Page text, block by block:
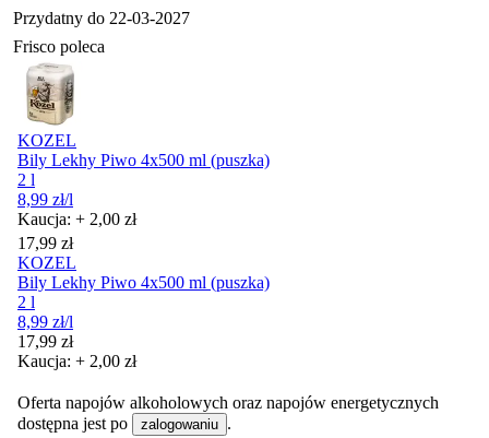
Przydatny do 22-03-2027
Frisco poleca
KOZEL
Bily Lekhy Piwo 4x500 ml (puszka)
2 l
8,99 zł/l
Kaucja: + 2,00 zł
Cena
17,99 zł
KOZEL
Bily Lekhy Piwo 4x500 ml (puszka)
2 l
8,99 zł/l
Cena
17,99 zł
Kaucja: + 2,00 zł
Oferta napojów alkoholowych oraz napojów energetycznych
dostępna jest po
zalogowaniu .